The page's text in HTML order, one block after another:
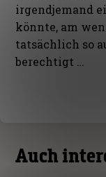
irgendjemand
könnte, am
tatsächlich so
berechtigt …
Auch